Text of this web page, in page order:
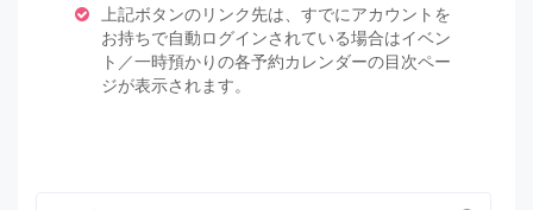
上記ボタンのリンク先は、すでにアカウントを
お持ちで自動ログインされている場合はイベン
ト／一時預かりの各予約カレンダーの目次ペー
ジが表示されます。